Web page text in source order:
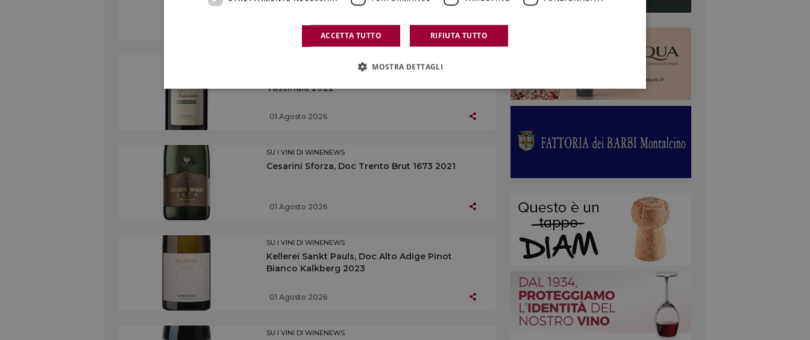
01 Agosto 2026
Tassinaia 2022
01 Agosto 2026
SU I VINI DI WINENEWS
Cesarini Sforza, Doc Trento Brut 1673 2021
01 Agosto 2026
SU I VINI DI WINENEWS
Kellerei Sankt Pauls, Doc Alto Adige Pinot
Bianco Kalkberg 2023
01 Agosto 2026
SU I VINI DI WINENEWS
ACCETTA TUTTO RIFIUTA TUTTO
MOSTRA DETTAGLI